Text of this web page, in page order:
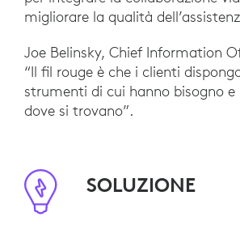
migliorare la qualità
Joe Belinsky, Chief Information
“Il fil rouge è che i clienti
strumenti di cui hanno bisogno
dove si trovano”.
SOLUZIONE